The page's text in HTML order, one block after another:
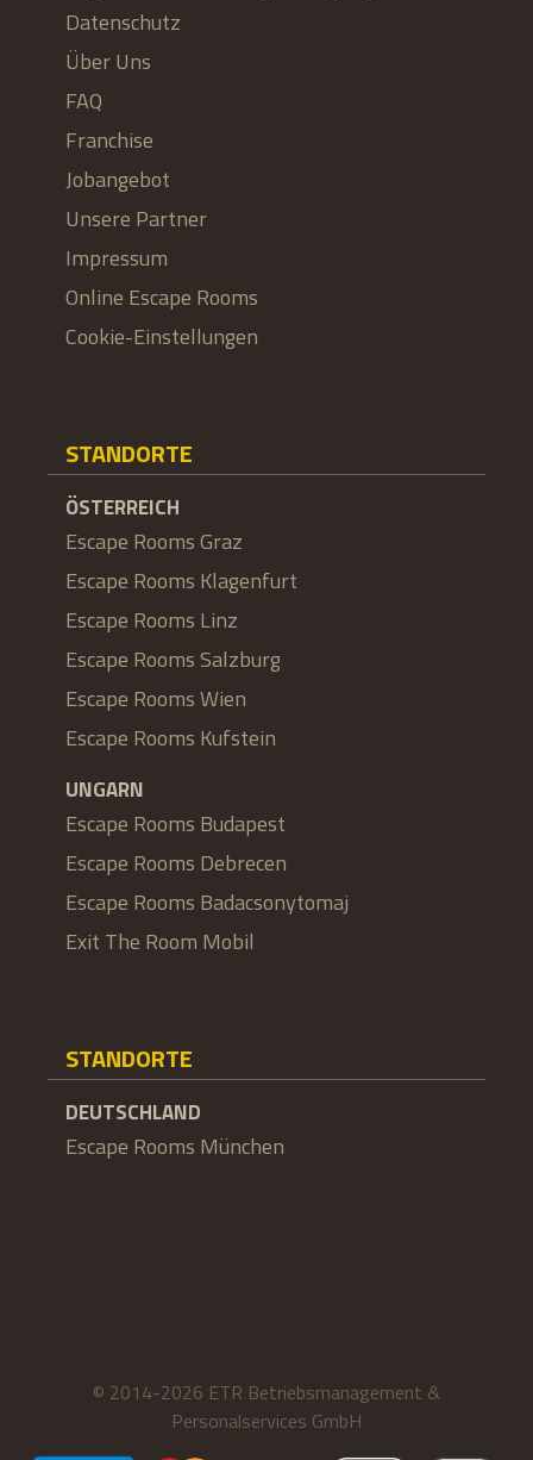
Datenschutz
Über Uns
FAQ
Franchise
Jobangebot
Unsere Partner
Impressum
Online Escape Rooms
Cookie-Einstellungen
STANDORTE
ÖSTERREICH
Escape Rooms Graz
Escape Rooms Klagenfurt
Escape Rooms Linz
Escape Rooms Salzburg
Escape Rooms Wien
Escape Rooms Kufstein
UNGARN
Escape Rooms Budapest
Escape Rooms Debrecen
Escape Rooms Badacsonytomaj
Exit The Room Mobil
STANDORTE
DEUTSCHLAND
Escape Rooms München
© 2014-2026 ETR Betriebsmanagement &
Personalservices GmbH